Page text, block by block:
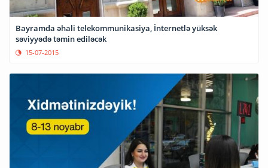
Bayramda əhali telekommunikasiya, İnternetlə yüksək
səviyyədə təmin ediləcək
15-07-2015